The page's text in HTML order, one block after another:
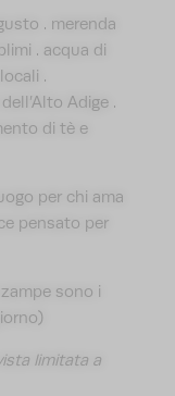
. merenda
. acqua di
.
Adige .
di tè e
per chi ama
pensato per
sono i
limitata a